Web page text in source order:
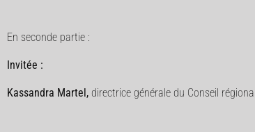
En seconde partie :
Invitée :
Kassandra Martel, directrice générale du Conseil